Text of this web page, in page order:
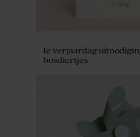
1e verjaardag
bosdiertjes